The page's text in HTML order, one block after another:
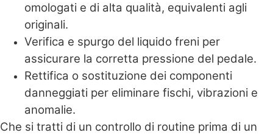
omologati e di alta qualità, equivalenti agli
originali.
Verifica e spurgo del liquido freni per
assicurare la corretta pressione del pedale.
Rettifica o sostituzione dei componenti
danneggiati per eliminare fischi, vibrazioni e
anomalie.
Che si tratti di un controllo di routine prima di un